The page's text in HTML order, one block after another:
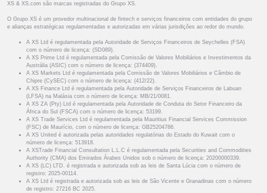
XS & XS.com são marcas registradas do Grupo XS.
O Grupo XS é um provedor multinacional de fintech e serviços financeiros com entidades do grupo
e alianças estratégicas regulamentadas e autorizadas em várias jurisdições ao redor do mundo.
A XS Ltd é regulamentada pela Autoridade de Serviços Financeiros de Seychelles (FSA)
com o número de licença: (SD089).
A XS Prime Ltd é regulamentada pela Comissão de Valores Mobiliários e Investimentos da
Austrália (ASIC) com o número de licença: (374409).
A XS Markets Ltd é regulamentada pela Comissão de Valores Mobiliários e Câmbio de
Chipre (CySEC) com o número de licença: (412/22).
A XS Finance Ltd é regulamentada pela Autoridade de Serviços Financeiros de Labuan
(LFSA) na Malásia com o número de licença: MB/21/0081.
A XS ZA (Pty) Ltd é regulamentada pela Autoridade de Conduta do Setor Financeiro da
África do Sul (FSCA) com o número de licença: 53199.
A XS Trade Services Ltd é regulamentada pela Mauritius Financial Services Commission
(FSC) de Maurício, com o número de licença: GB25204786.
A XS United é autorizada pelas autoridades regulatórias do Estado do Kuwait com o
número de licença: 513918.
A XSTrade Financial Consultation L.L.C é regulamentada pela Securities and Commodities
Authority (CMA) dos Emirados Árabes Unidos sob o número de licença: 20200000339.
A XS (LC) LTD. é registrada e autorizada sob as leis de Santa Lúcia com o número de
registro: 2025-00114.
A XS Ltd é registrada e autorizada sob as leis de São Vicente e Granadinas com o número
de registro: 27216 BC 2025.